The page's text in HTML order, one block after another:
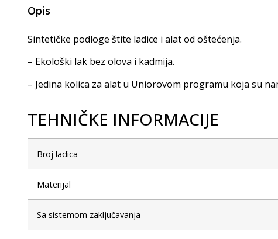
Opis
Sintetičke podloge štite ladice i alat od oštećenja.
– Ekološki lak bez olova i kadmija.
– Jedina kolica za alat u Uniorovom programu koja su
TEHNIČKE INFORMACIJE
Broj ladica
Materijal
Sa sistemom zaključavanja